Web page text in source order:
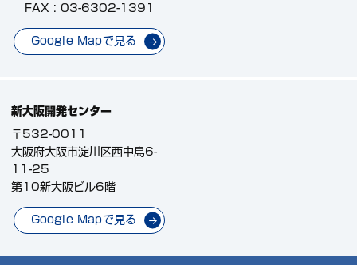
FAX : 03-6302-1391
Google Mapで見る
新大阪開発センター
〒532-0011
大阪府大阪市淀川区西中島6-
11-25
第10新大阪ビル6階
Google Mapで見る